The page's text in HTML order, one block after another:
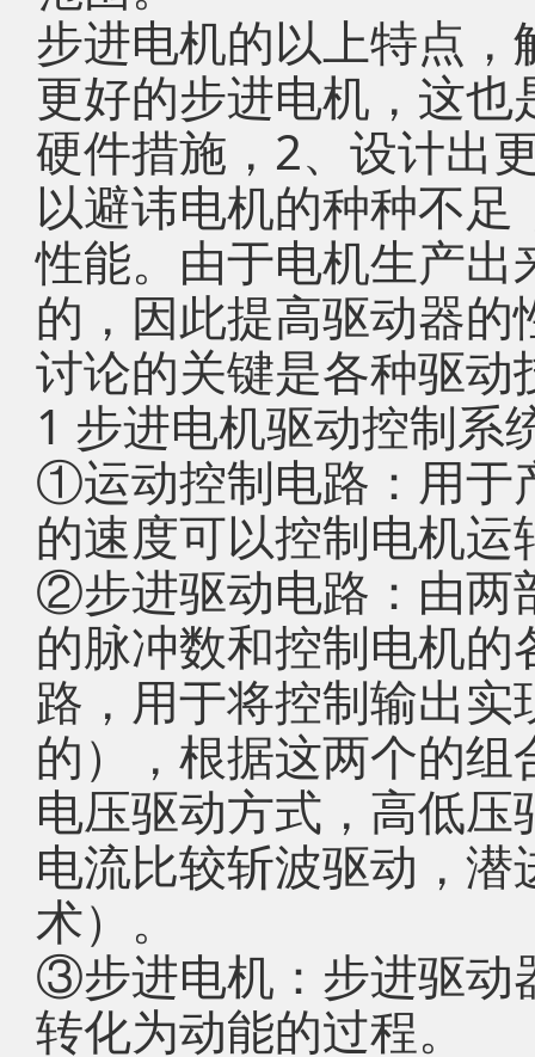
步进电机的以上特点
更好的步进电机，这
硬件措施，2、设计出
以避讳电机的种种不
性能。由于电机生产
的，因此提高驱动器
讨论的关键是各种驱
1 步进电机驱动控制系
①运动控制电路：用于
的速度可以控制电机运
②步进驱动电路：由两
的脉冲数和控制电机
路，用于将控制输出
的），根据这两个的
电压驱动方式，高低
电流比较斩波驱动，
术）。
③步进电机：步进驱动
转化为动能的过程。